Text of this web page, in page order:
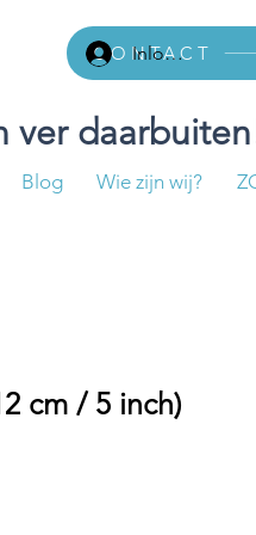
Inloggen
CONTACT
ver
Blog Wie zijn wij?
cm / 5 inch)